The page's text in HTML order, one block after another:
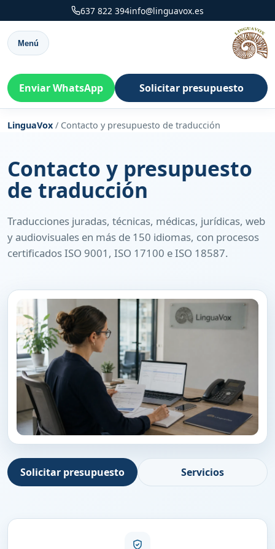
637 822 394info@linguavox.es
Menú
Enviar WhatsApp Solicitar presupuesto
LinguaVox / Contacto y presupuesto de traducción
Contacto y presupuesto
de traducción
Traducciones juradas, técnicas, médicas, jurídicas, web
y audiovisuales en más de 150 idiomas, con procesos
certificados ISO 9001, ISO 17100 e ISO 18587.
Solicitar presupuesto Servicios